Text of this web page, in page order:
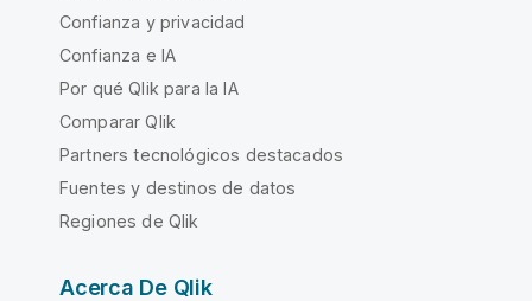
Confianza y privacidad
Confianza e IA
Por qué Qlik para la IA
Comparar Qlik
Partners tecnológicos destacados
Fuentes y destinos de datos
Regiones de Qlik
Acerca De Qlik